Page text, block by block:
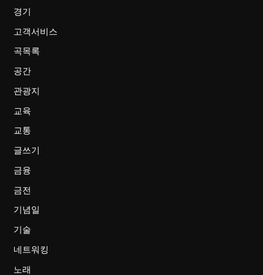
경기
고객서비스
곡목록
공간
관광지
교육
교통
글쓰기
금융
금전
기념일
기술
네트워킹
노래